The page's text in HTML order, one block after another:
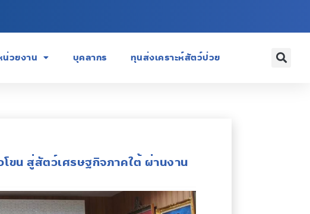
น่วยงาน บุคลากร ทุนส่งเคราะห์สัตว์ป่วย
น สู่สัตว์เศรษฐกิจภาคใต้ ผ่านงาน